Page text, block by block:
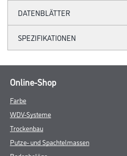
DATENBLÄTTER
SPEZIFIKATIONEN
Online-Shop
Farbe
WDV-Systeme
Trockenbau
Putze- und Spachtelmassen